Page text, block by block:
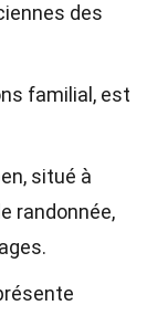
des
familial, est
situé à
randonnée,